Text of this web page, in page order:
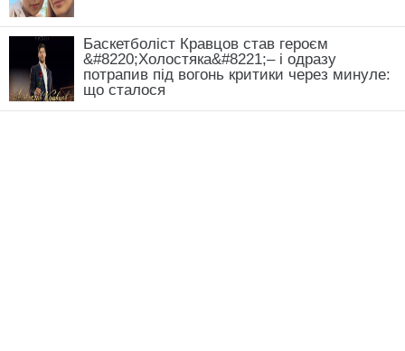
Баскетболіст Кравцов став героєм
&#8220;Холостяка&#8221;– і одразу
потрапив під вогонь критики через минуле:
що сталося